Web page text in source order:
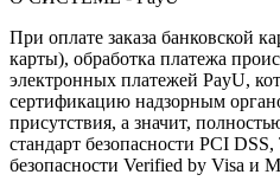
При оплате заказа банковской
карты), обработка платежа
электронных платежей PayU,
сертификацию надзорным
присутствия, а значит,
стандарт безопасности PCI
безопасности Verified by Visa и